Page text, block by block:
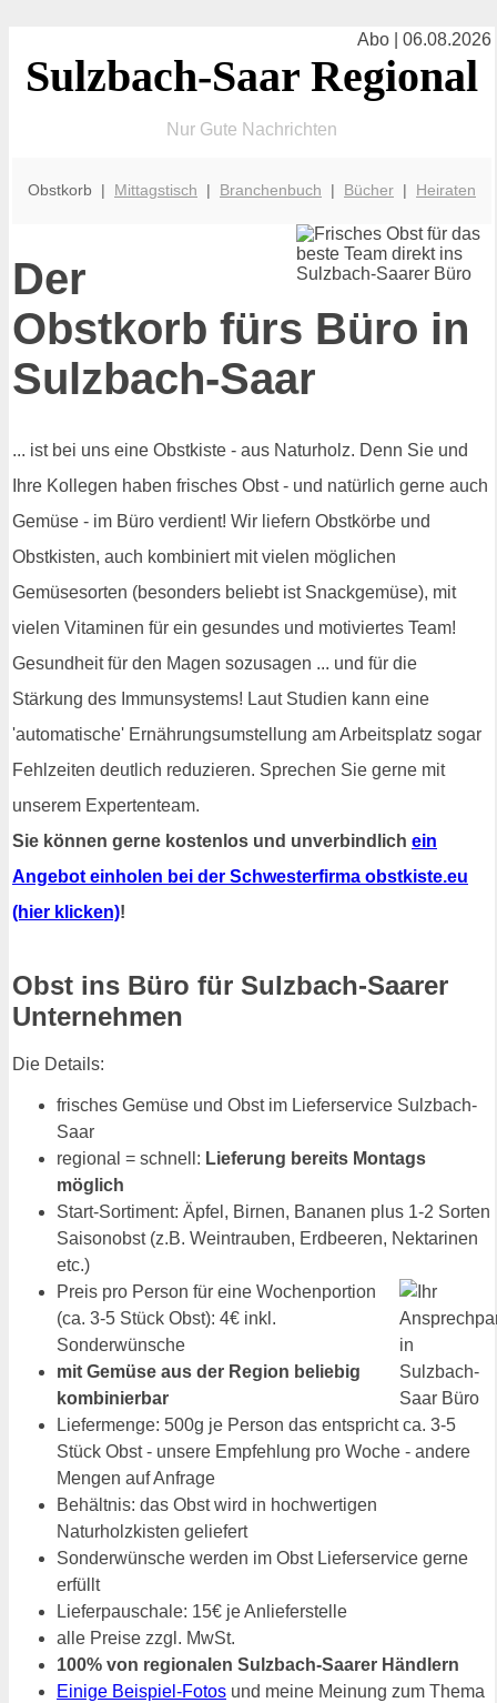
Abo | 06.08.2026
Sulzbach-Saar Regional
Nur Gute Nachrichten
Obstkorb | Mittagstisch | Branchenbuch | Bücher | Heiraten
Der
Obstkorb fürs Büro in
Sulzbach-Saar
... ist bei uns eine Obstkiste - aus Naturholz. Denn Sie und
Ihre Kollegen haben frisches Obst - und natürlich gerne auch
Gemüse - im Büro verdient! Wir liefern Obstkörbe und
Obstkisten, auch kombiniert mit vielen möglichen
Gemüsesorten (besonders beliebt ist Snackgemüse), mit
vielen Vitaminen für ein gesundes und motiviertes Team!
Gesundheit für den Magen sozusagen ... und für die
Stärkung des Immunsystems! Laut Studien kann eine
'automatische' Ernährungsumstellung am Arbeitsplatz sogar
Fehlzeiten deutlich reduzieren. Sprechen Sie gerne mit
unserem Expertenteam.
Sie können gerne kostenlos und unverbindlich ein
Angebot einholen bei der Schwesterfirma obstkiste.eu
(hier klicken)!
Obst ins Büro für Sulzbach-Saarer
Unternehmen
Die Details:
frisches Gemüse und Obst im Lieferservice Sulzbach-
Saar
regional = schnell: Lieferung bereits Montags
möglich
Start-Sortiment: Äpfel, Birnen, Bananen plus 1-2 Sorten
Saisonobst (z.B. Weintrauben, Erdbeeren, Nektarinen
etc.)
Preis pro Person für eine Wochenportion
(ca. 3-5 Stück Obst): 4€ inkl.
Sonderwünsche
mit Gemüse aus der Region beliebig
kombinierbar
Liefermenge: 500g je Person das entspricht ca. 3-5
Stück Obst - unsere Empfehlung pro Woche - andere
Mengen auf Anfrage
Behältnis: das Obst wird in hochwertigen
Naturholzkisten geliefert
Sonderwünsche werden im Obst Lieferservice gerne
erfüllt
Lieferpauschale: 15€ je Anlieferstelle
alle Preise zzgl. MwSt.
100% von regionalen Sulzbach-Saarer Händlern
Einige Beispiel-Fotos und meine Meinung zum Thema